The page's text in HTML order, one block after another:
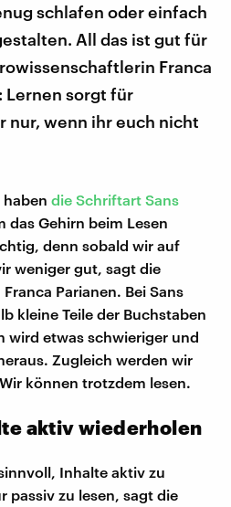
schlafen oder einfach
All das ist gut für
Franca
Lernen sorgt für
nur, wenn ihr euch nicht
haben die Schriftart Sans
das Gehirn beim Lesen
denn sobald wir auf
weniger gut, sagt die
Parianen. Bei Sans
kleine Teile der Buchstaben
wird etwas schwieriger und
Zugleich werden wir
können trotzdem lesen.
aktiv wiederholen
Inhalte aktiv zu
passiv zu lesen, sagt die